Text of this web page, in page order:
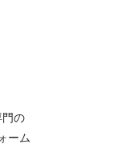
門の
ーム